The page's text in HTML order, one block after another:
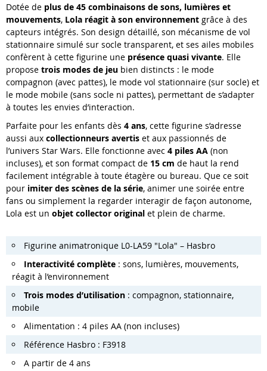
Dotée de plus de 45 combinaisons de sons, lumières et
mouvements, Lola réagit à son environnement grâce à des
capteurs intégrés. Son design détaillé, son mécanisme de vol
stationnaire simulé sur socle transparent, et ses ailes mobiles
confèrent à cette figurine une présence quasi vivante. Elle
propose trois modes de jeu bien distincts : le mode
compagnon (avec pattes), le mode vol stationnaire (sur socle) et
le mode mobile (sans socle ni pattes), permettant de s’adapter
à toutes les envies d’interaction.
Parfaite pour les enfants dès 4 ans, cette figurine s’adresse
aussi aux collectionneurs avertis et aux passionnés de
l’univers Star Wars. Elle fonctionne avec 4 piles AA (non
incluses), et son format compact de 15 cm de haut la rend
facilement intégrable à toute étagère ou bureau. Que ce soit
pour imiter des scènes de la série, animer une soirée entre
fans ou simplement la regarder interagir de façon autonome,
Lola est un objet collector original et plein de charme.
Figurine animatronique L0-LA59 "Lola" – Hasbro
Interactivité complète : sons, lumières, mouvements,
réagit à l’environnement
Trois modes d’utilisation : compagnon, stationnaire,
mobile
Alimentation : 4 piles AA (non incluses)
Référence Hasbro : F3918
A partir de 4 ans